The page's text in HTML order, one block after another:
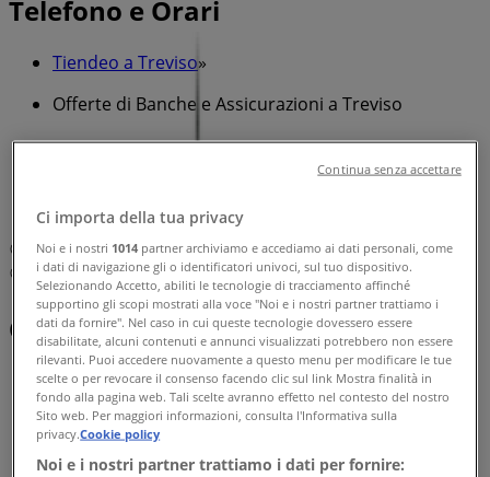
Telefono e Orari
Tiendeo a Treviso»
Offerte di Banche e Assicurazioni a Treviso
»
Reale Mutua | Corso del Popolo, 69
Mappa
0422 545234
Treviso
Mappa
0422 545234 Treviso
Offerte di Reale Mutua a Treviso
Ci importa della tua privacy
Noi e i nostri 1014 partner archiviamo e accediamo ai dati personali, come
i dati di navigazione gli o identificatori univoci, sul tuo dispositivo.
Selezionando Accetto, abiliti le tecnologie di tracciamento affinché
supportino gli scopi mostrati alla voce "Noi e i nostri partner trattiamo i
dati da fornire". Nel caso in cui queste tecnologie dovessero essere
disabilitate, alcuni contenuti e annunci visualizzati potrebbero non essere
rilevanti. Puoi accedere nuovamente a questo menu per modificare le tue
scelte o per revocare il consenso facendo clic sul link Mostra finalità in
fondo alla pagina web. Tali scelte avranno effetto nel contesto del nostro
Sito web. Per maggiori informazioni, consulta l'Informativa sulla
privacy.Cookie policy
Noi e i nostri partner trattiamo i dati per fornire:
Continua senza accettare